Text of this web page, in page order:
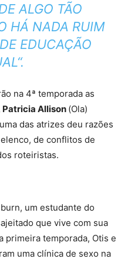
ALGO TÃO
HÁ NADA RUIM
EDUCAÇÃO
“.
na 4ª temporada as
Patricia Allison (Ola)
das atrizes deu razões
de conflitos de
roteiristas.
um estudante do
que vive com sua
primeira temporada, Otis e
uma clínica de sexo na